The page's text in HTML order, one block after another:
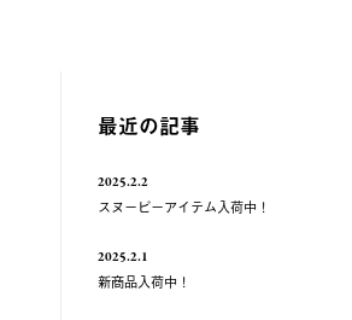
最近の記事
2025.2.2
スヌーピーアイテム入荷中！
2025.2.1
新商品入荷中！